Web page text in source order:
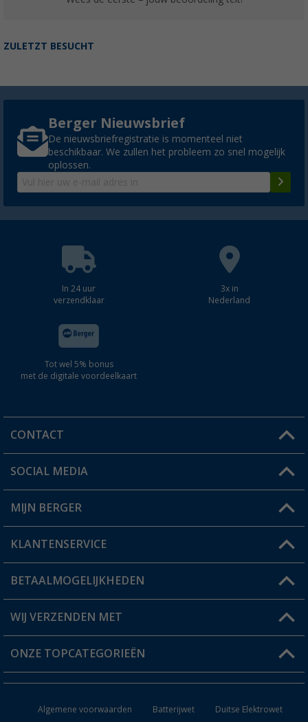
ZULETZT BESUCHT
Berger Nieuwsbrief
De nieuwsbriefregistratie is momenteel niet
beschikbaar. We zullen het probleem zo snel mogelijk
oplossen.
In 24 uur
verzendklaar
3x in
Nederland
Tot wel 5% bonus
met de digitale voordeelkaart
CONTACT
Een vraag?
Winkel vinden
SOCIAL MEDIA
MIJN BERGER
Mijn account
Status bestelling
Verlanglijstje
KLANTENSERVICE
FAQ & Contact
Verzendinformatie
Catalogus
BETAALMOGELIJKHEDEN
WIJ VERZENDEN MET
ONZE TOPCATEGORIEËN
Algemene voorwaarden Batterijwet Duitse Elektrowet